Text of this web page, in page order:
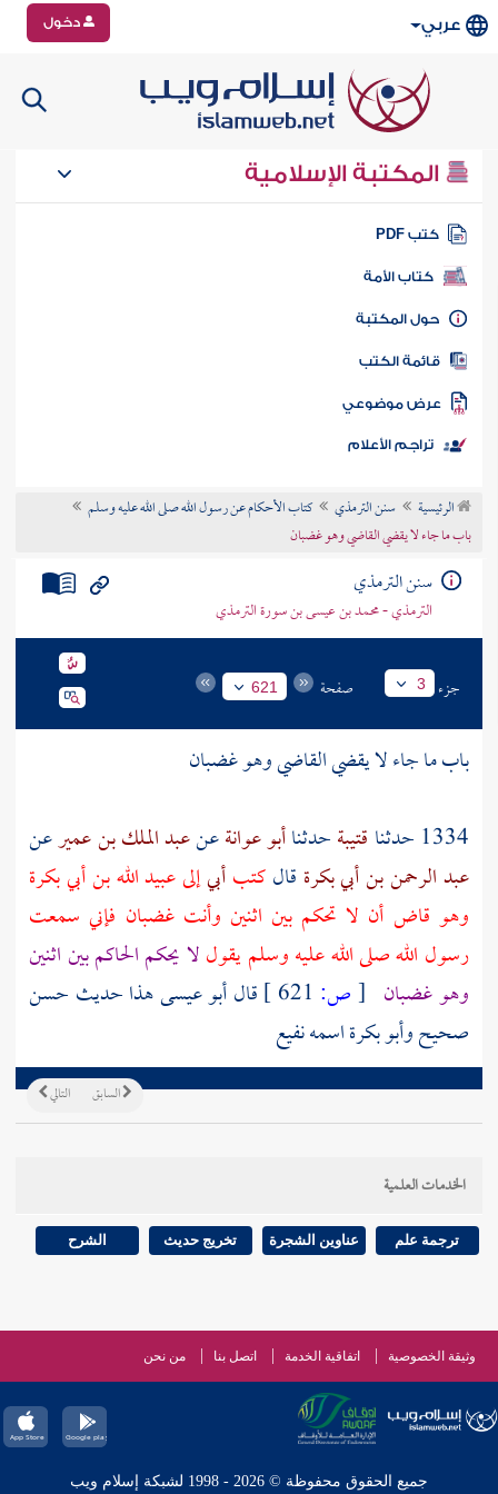
عربي دخول
المكتبة الإسلامية
كتب PDF
كتاب الأمة
المكتبة
الكتب
موضوعي
تراجم الأعلام
الرئيسية سنن الترمذي
كتاب الأحكام عن رسول الله صلى الله عليه وسلم
باب ما جاء لا يقضي القاضي وهو غضبان
سنن الترمذي
الترمذي - محمد بن عيسى بن سورة الترمذي
جزء 3 صفحة 621
باب ما جاء لا يقضي القاضي وهو غضبان
1334 حدثنا
قتيبةحدثناأبو عوانةعنعبد الملك بن عميرعن
عبد الرحمن بن أبي بكرة قالكتبأبيإلىعبيد الله بن أبي بكرة
وهو قاض أن لا تحكم بين اثنين وأنت غضبان فإني سمعت
رسول الله صلى الله عليه وسلم يقوللا يحكم الحاكم بين اثنين
وهو غضبان [ص:
قال أبو عيسى هذا حديث حسن
صحيحوأبو بكرةاسمهنفيع
التالي السابق
الخدمات العلمية
ترجمة علم عناوين الشجرة تخريج حديث الشرح
وثيقة الخصوصية اتفاقية الخدمة اتصل بنا من نحن
جميع الحقوق محفوظة © 2026 - 1998 لشبكة إسلام ويب